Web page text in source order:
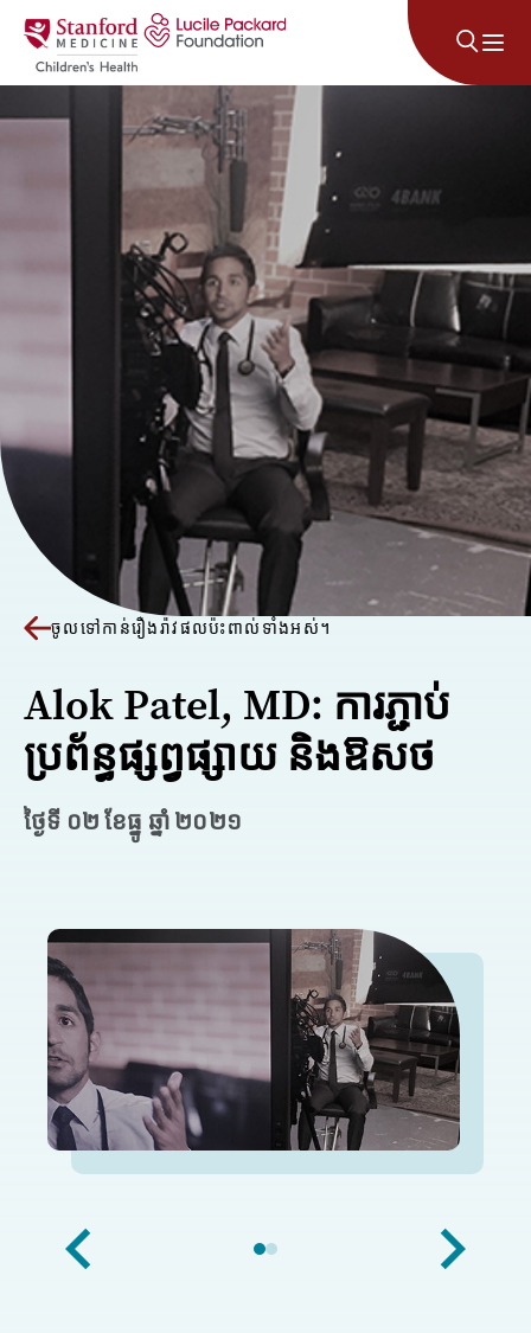
រំលងទៅមាតិកា
ចូលទៅកាន់រឿងរ៉ាវផលប៉ះពាល់ទាំងអស់។
Alok Patel, MD: ការភ្ជាប់
ប្រព័ន្ធផ្សព្វផ្សាយ និងឱសថ
ថ្ងៃទី ០២ ខែធ្នូ ឆ្នាំ ២០២១